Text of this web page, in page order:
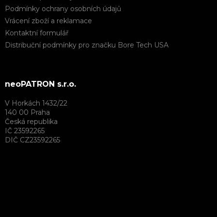
Podmínky ochrany osobních údajů
Vrácení zboží a reklamace
Kontaktní formulář
Distribuční podmínky pro značku Bore Tech USA
neoPATRON s.r.o.
V Horkách 1432/22
140 00 Praha
Česká republika
IČ 23592265
DIČ CZ23592265